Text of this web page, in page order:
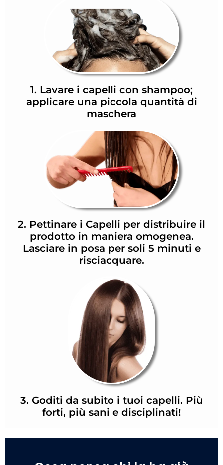
1. Lavare i capelli con shampoo;
applicare una piccola quantità di
maschera
2. Pettinare i Capelli per distribuire il
prodotto in maniera omogenea.
Lasciare in posa per soli 5 minuti e
risciacquare.
3. Goditi da subito i tuoi capelli. Più
forti, più sani e disciplinati!